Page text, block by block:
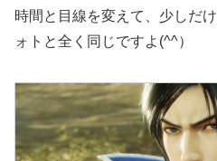
時間と目線を変えて、少しだ
ォトと全く同じですよ(^^）